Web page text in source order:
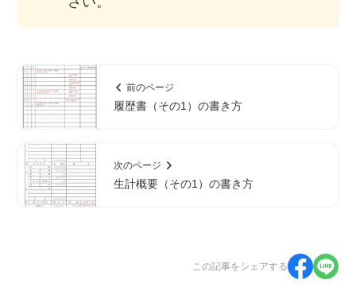
前のページ
履歴書（その1）の書き方
次のページ
生計概要（その1）の書き方
この記事をシェアする